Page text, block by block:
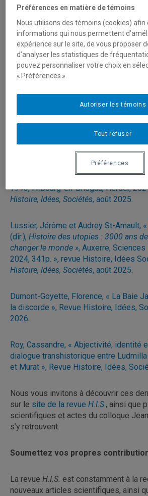
d’histoire a le plaisir de vous annoncer
récente de plusieurs recensions
revue de l’UQÀM.
Banesé Bétaré, Elias, « Melchisedek
Lovejoy (dir),Boko Haram, Islamic
Security, Trenton, New Jersey, AWP,
Thibeault, Catherine, « Maria
glace, Ukraine, Norvège, Tabor Ltd.,
Poulin, Frédérick, « Gerd Krumeich
Weltkrieg gewann. Die Nazis und die
1940, Fribourg-en-Brisgau, Herder,
Histoire, Idées, Sociétés, août 2025.
Lussier, Jérôme et Audrey St-Arnault,
(dir.), Histoire des utopies : 3000 ans
changer le monde », Auxerre,
2024, 341p. », revue Histoire, Idées
Histoire, Idées, Sociétés, août 2025.
Dumont-Goyette, Florence, « La Baie
la discorde », Revue Histoire, Idées,
2026.
Roy, Cassandre, « Abjectivité, identité
dialogue transhistorique entre
et Murat », Revue Histoire, Idées,
Nous vous invitons à découvrir ces
sur le site de la revue H.I.S., ainsi que
scientifiques et actes du colloque
s’y retrouvent.
Soumettez vos propres
La revue H.I.S. est constamment à la
nouveaux articles scientifiques, ainsi
Préférences en matière de témoins
Nous utilisons des témoins (cookies) afin
informations qui nous permettent
expérience sur le site, de vous proposer
d’analyser les statistiques de
pouvez personnaliser votre choix en
« Préférences ».
Tout refuser
Autoriser les témoins
Préférences